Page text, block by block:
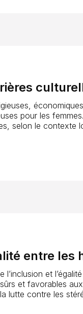
pour les
selon le contexte
entre
l’inclusion et
et favorables
lutte contre les